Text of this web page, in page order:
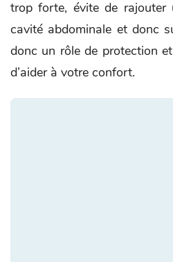
trop forte, évite de rajouter
cavité abdominale et donc
donc un rôle de protection
d’aider à votre confort.